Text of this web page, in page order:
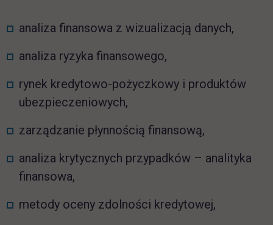
analiza finansowa z wizualizacją danych,
analiza ryzyka finansowego,
rynek kredytowo-pożyczkowy i produktów
ubezpieczeniowych,
zarządzanie płynnością finansową,
analiza krytycznych przypadków – analityka
finansowa,
metody oceny zdolności kredytowej,